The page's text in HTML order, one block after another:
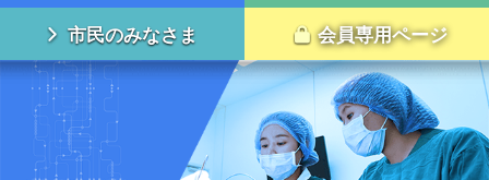
市民のみなさま 会員専用ページ